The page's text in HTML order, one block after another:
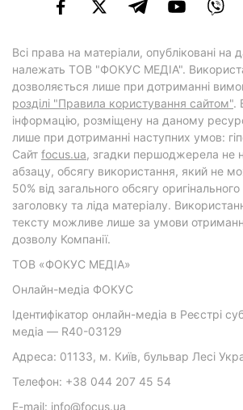
Всі права на матеріали, опубліковані на
належать ТОВ "ФОКУС МЕДІА".
дозволяється лише при дотриманні
розділі "Правила користування сайтом".
інформацію, розміщену на даному
лише при дотриманні наступних умов:
Cайт focus.ua, згадки першоджерела не
абзацу, обсягу використання, який не
50% від загального обсягу
заголовку та ліда матеріалу.
тексту можливе лише за умови
дозволу Компанії.
ТОВ «ФОКУС МЕДІА»
Онлайн-медіа ФОКУС
Ідентифікатор онлайн-медіа в Реєстрі
медіа — R40-03129
Адреса: 01133, м. Київ, бульвар Лесі
Телефон: +38 044 207 45 54
E-mail: info@focus.ua